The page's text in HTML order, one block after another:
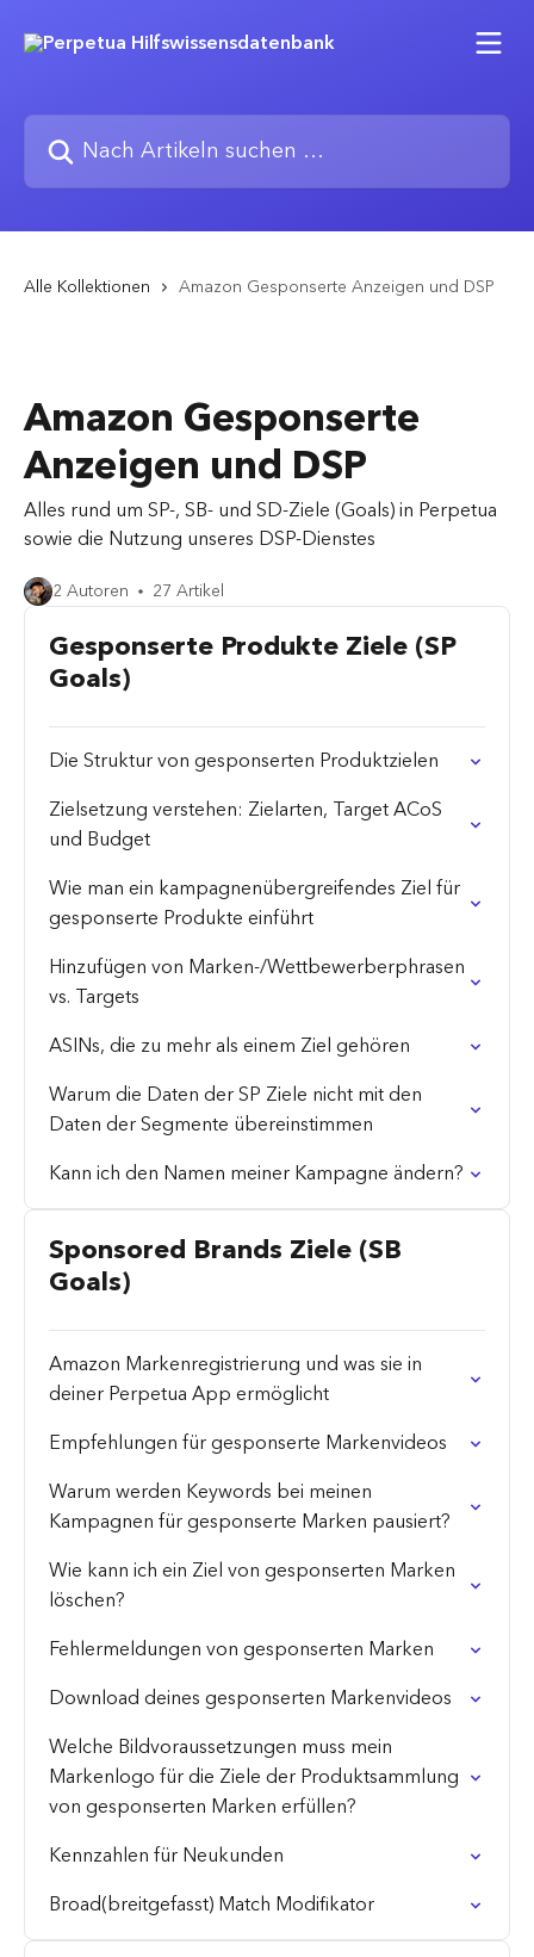
Nach Artikeln suchen …
Alle Kollektionen Amazon Gesponserte Anzeigen und DSP
Amazon Gesponserte
Anzeigen und DSP
Alles rund um SP-, SB- und SD-Ziele (Goals) in Perpetua
sowie die Nutzung unseres DSP-Dienstes
2 Autoren 27 Artikel
Gesponserte Produkte Ziele (SP
Goals)
Die Struktur von gesponserten Produktzielen
Zielsetzung verstehen: Zielarten, Target ACoS
und Budget
Wie man ein kampagnenübergreifendes Ziel für
gesponserte Produkte einführt
Hinzufügen von Marken-/Wettbewerberphrasen
vs. Targets
ASINs, die zu mehr als einem Ziel gehören
Warum die Daten der SP Ziele nicht mit den
Daten der Segmente übereinstimmen
Kann ich den Namen meiner Kampagne ändern?
Sponsored Brands Ziele (SB
Goals)
Amazon Markenregistrierung und was sie in
deiner Perpetua App ermöglicht
Empfehlungen für gesponserte Markenvideos
Warum werden Keywords bei meinen
Kampagnen für gesponserte Marken pausiert?
Wie kann ich ein Ziel von gesponserten Marken
löschen?
Fehlermeldungen von gesponserten Marken
Download deines gesponserten Markenvideos
Welche Bildvoraussetzungen muss mein
Markenlogo für die Ziele der Produktsammlung
von gesponserten Marken erfüllen?
Kennzahlen für Neukunden
Broad(breitgefasst) Match Modifikator